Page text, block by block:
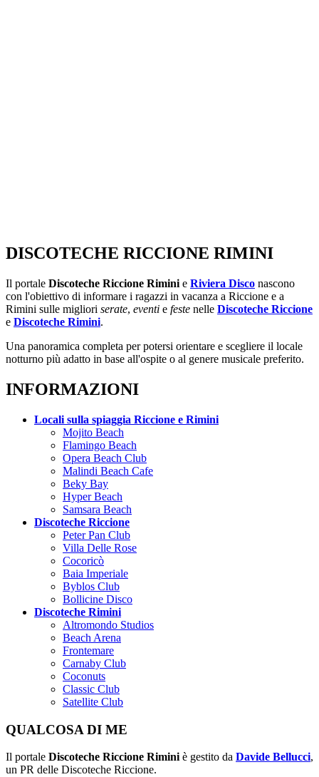
DISCOTECHE RICCIONE RIMINI
Il portale Discoteche Riccione Rimini e Riviera Disco nascono
con l'obiettivo di informare i ragazzi in vacanza a Riccione e a
Rimini sulle migliori serate, eventi e feste nelle Discoteche Riccione
e Discoteche Rimini.
Una panoramica completa per potersi orientare e scegliere il locale
notturno più adatto in base all'ospite o al genere musicale preferito.
INFORMAZIONI
Locali sulla spiaggia Riccione e Rimini
Mojito Beach
Flamingo Beach
Opera Beach Club
Malindi Beach Cafe
Beky Bay
Hyper Beach
Samsara Beach
Discoteche Riccione
Peter Pan Club
Villa Delle Rose
Cocoricò
Baia Imperiale
Byblos Club
Bollicine Disco
Discoteche Rimini
Altromondo Studios
Beach Arena
Frontemare
Carnaby Club
Coconuts
Classic Club
Satellite Club
QUALCOSA DI ME
Il portale Discoteche Riccione Rimini è gestito da Davide Bellucci,
un PR delle Discoteche Riccione.